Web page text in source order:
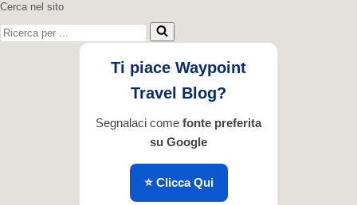
Cerca nel sito
Ricerca per ...
Ti piace Waypoint
Travel Blog?
Segnalaci come fonte preferita
su Google
⭐ Clicca Qui